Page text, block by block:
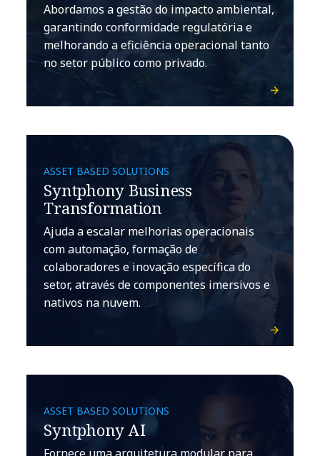
Abordamos a gestão do impacto ambiental,
garantindo conformidade regulatória e
melhorando a eficiência operacional tanto
no setor público como privado.
ASSET BASED SOLUTIONS
Syntphony Business
Transformation
Ajuda a escalar melhorias operacionais
com automação, formação de
colaboradores e inovação específica do
setor, através de componentes imersivos e
nativos na nuvem.
ASSET BASED SOLUTIONS
Syntphony AI